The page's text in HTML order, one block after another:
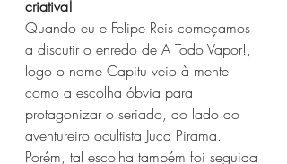
criativa!
Quando eu e Felipe Reis começamos
a discutir o enredo de A Todo Vapor!,
logo o nome Capitu veio à mente
como a escolha óbvia para
protagonizar o seriado, ao lado do
aventureiro ocultista Juca Pirama.
Porém, tal escolha também foi seguida